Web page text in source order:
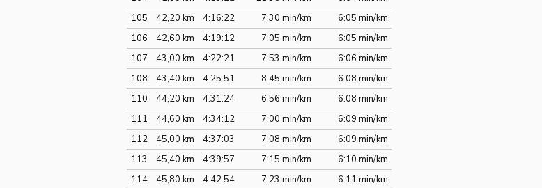
105
42,20 km 4:16:22 7:30 min/km
6:05 min/km
106
42,60 km 4:19:12 7:05 min/km
6:05 min/km
107
43,00 km 4:22:21 7:53 min/km
6:06 min/km
108
43,40 km 4:25:51 8:45 min/km
6:08 min/km
110
44,20 km 4:31:24 6:56 min/km
6:08 min/km
111
44,60 km 4:34:12 7:00 min/km
6:09 min/km
112
45,00 km 4:37:03 7:08 min/km
6:09 min/km
113
45,40 km 4:39:57 7:15 min/km
6:10 min/km
114
45,80 km 4:42:54 7:23 min/km
6:11 min/km